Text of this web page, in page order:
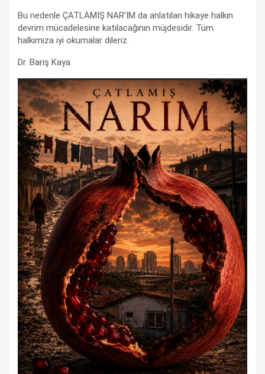
Bu nedenle ÇATLAMIŞ NAR’IM da anlatılan hikaye halkın
devrim mücadelesine katılacağının müjdesidir. Tüm
halkımıza iyi okumalar dileriz.
Dr. Barış Kaya